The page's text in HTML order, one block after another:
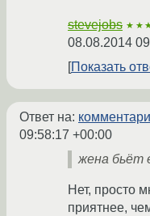
stevejobs
08.08.2014
Показать
Ответ на:
09:58:17 +00:00
жена бьёт
Нет, просто
приятнее,